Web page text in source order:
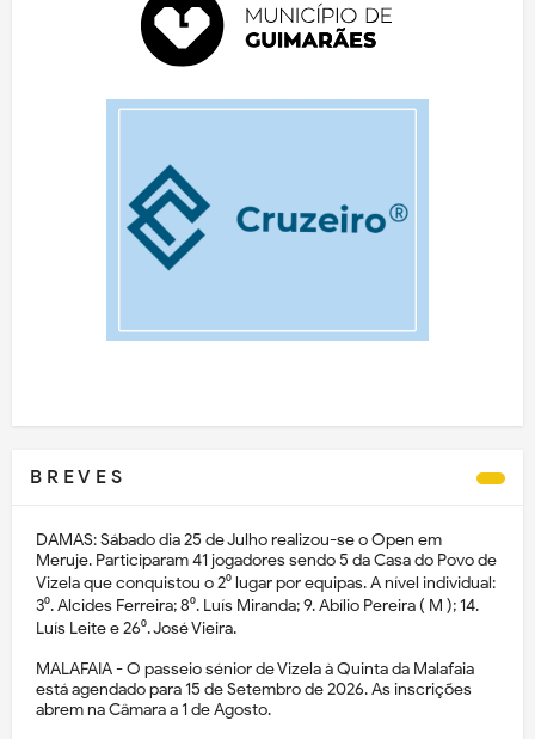
B R E V E S
DAMAS: Sábado dia 25 de Julho realizou-se o Open em
Meruje. Participaram 41 jogadores sendo 5 da Casa do Povo de
Vizela que conquistou o 2⁰ lugar por equipas. A nível individual:
3⁰. Alcides Ferreira; 8⁰. Luís Miranda; 9. Abílio Pereira ( M ); 14.
Luís Leite e 26⁰. José Vieira.
MALAFAIA - O passeio sénior de Vizela à Quinta da Malafaia
está agendado para 15 de Setembro de 2026. As inscrições
abrem na Câmara a 1 de Agosto.